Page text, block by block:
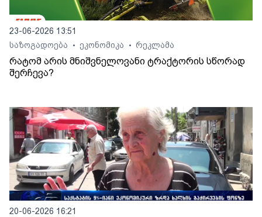
23-06-2026 13:51
საზოგადოება
• ეკონომიკა • რეკლამა
რატომ არის მნიშვნელოვანი ტრაქტორის სწორად
შერჩევა?
20-06-2026 16:21